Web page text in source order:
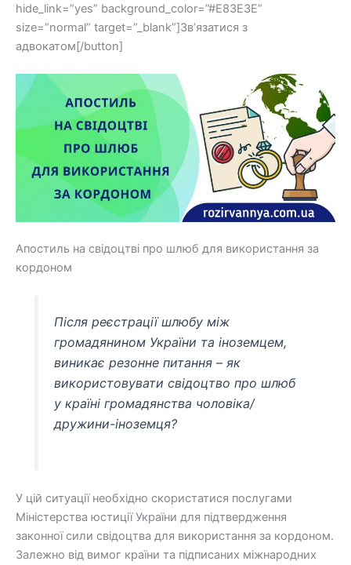
hide_link=”yes” background_color=”#E83E3E”
size=”normal” target=”_blank”]Зв’язатися з
адвокатом[/button]
Апостиль на свідоцтві про шлюб для використання за
кордоном
Після реєстрації шлюбу між
громадянином України та іноземцем,
виникає резонне питання – як
використовувати свідоцтво про шлюб
у країні громадянства чоловіка/
дружини-іноземця?
У цій ситуації необхідно скористатися послугами
Міністерства юстиції України для підтвердження
законної сили свідоцтва для використання за кордоном.
Залежно від вимог країни та підписаних міжнародних